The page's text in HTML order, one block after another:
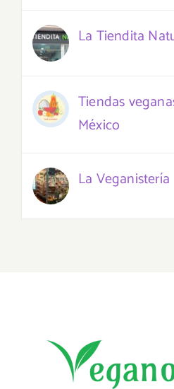
La Tiendita
Tiendas
México
La Veganistería